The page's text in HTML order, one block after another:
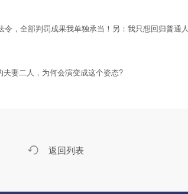
全部判罚成果我单独承当！另：我只想回归普通
妻二人，为何会演变成这个姿态?
返回列表